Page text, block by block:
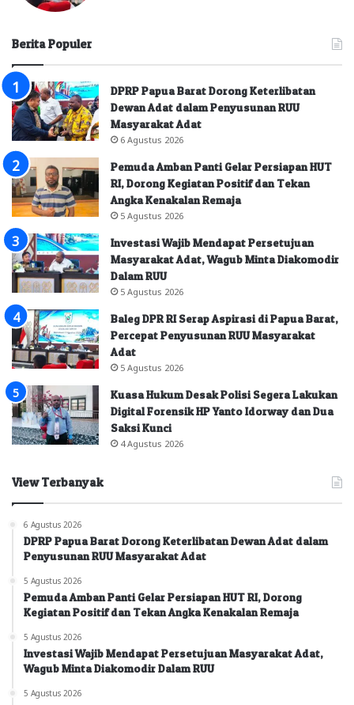
Berita Populer
DPRP Papua Barat Dorong Keterlibatan
Dewan Adat dalam Penyusunan RUU
Masyarakat Adat
6 Agustus 2026
Pemuda Amban Panti Gelar Persiapan HUT
RI, Dorong Kegiatan Positif dan Tekan
Angka Kenakalan Remaja
5 Agustus 2026
Investasi Wajib Mendapat Persetujuan
Masyarakat Adat, Wagub Minta Diakomodir
Dalam RUU
5 Agustus 2026
Baleg DPR RI Serap Aspirasi di Papua Barat,
Percepat Penyusunan RUU Masyarakat
Adat
5 Agustus 2026
Kuasa Hukum Desak Polisi Segera Lakukan
Digital Forensik HP Yanto Idorway dan Dua
Saksi Kunci
4 Agustus 2026
View Terbanyak
6 Agustus 2026
DPRP Papua Barat Dorong Keterlibatan Dewan Adat dalam
Penyusunan RUU Masyarakat Adat
5 Agustus 2026
Pemuda Amban Panti Gelar Persiapan HUT RI, Dorong
Kegiatan Positif dan Tekan Angka Kenakalan Remaja
5 Agustus 2026
Investasi Wajib Mendapat Persetujuan Masyarakat Adat,
Wagub Minta Diakomodir Dalam RUU
5 Agustus 2026